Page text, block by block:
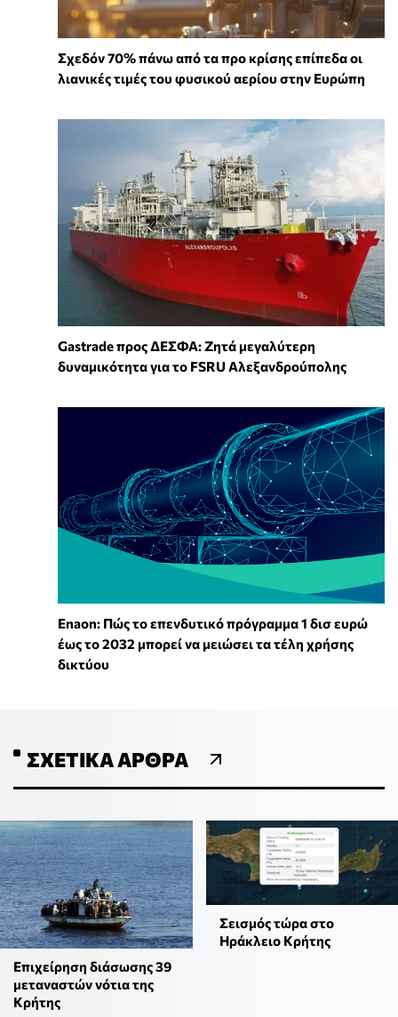
Σχεδόν 70% πάνω από τα προ κρίσης επίπεδα οι
λιανικές τιμές του φυσικού αερίου στην Ευρώπη
Gastrade προς ΔΕΣΦΑ: Ζητά μεγαλύτερη
δυναμικότητα για το FSRU Αλεξανδρούπολης
Enaon: Πώς το επενδυτικό πρόγραμμα 1 δισ ευρώ
έως το 2032 μπορεί να μειώσει τα τέλη χρήσης
δικτύου
ΣΧΕΤΙΚΆ ΆΡΘΡΑ
Επιχείρηση διάσωσης 39
μεταναστών νότια της
Κρήτης
Σεισμός τώρα στο
Ηράκλειο Κρήτης